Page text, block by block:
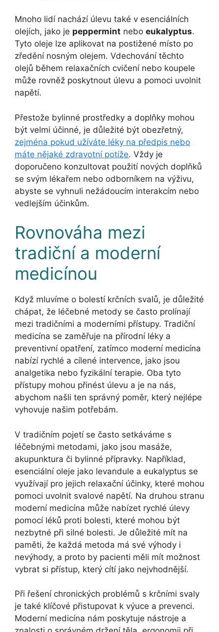
Mnoho lidí nachází úlevu také v esenciálních
olejích, jako je peppermint nebo eukalyptus.
Tyto oleje lze aplikovat na postižené místo po
zředění nosným olejem. Vdechování těchto
olejů během relaxačních cvičení nebo koupele
může rovněž poskytnout úlevu a pomoci uvolnit
napětí.
Přestože bylinné prostředky a doplňky mohou
být velmi účinné, je důležité být obezřetný,
zejména pokud užíváte léky na předpis nebo
máte nějaké zdravotní potíže. Vždy je
doporučeno konzultovat použití nových doplňků
se svým lékařem nebo odborníkem na výživu,
abyste se vyhnuli nežádoucím interakcím nebo
vedlejším účinkům.
Rovnováha mezi
tradiční a moderní
medicínou
Když mluvíme o bolestí krčních svalů, je důležité
chápat, že léčebné metody se často prolínají
mezi tradičními a moderními přístupy. Tradiční
medicína se zaměřuje na přírodní léky a
preventivní opatření, zatímco moderní medicína
nabízí rychlé a cílené intervence, jako jsou
analgetika nebo fyzikální terapie. Oba tyto
přístupy mohou přinést úlevu a je na nás,
abychom našli ten správný poměr, který nejlépe
vyhovuje našim potřebám.
V tradičním pojetí se často setkáváme s
léčebnými metodami, jako jsou masáže,
akupunktura či bylinné přípravky. Například,
esenciální oleje jako levandule a eukalyptus se
využívají pro jejich relaxační účinky, které mohou
pomoci uvolnit svalové napětí. Na druhou stranu
moderní medicína může nabízet rychlé úlevy
pomocí léků proti bolesti, které mohou být
nezbytné při silné bolesti. Je důležité mít na
paměti, že každá metoda má své výhody i
nevýhody, a proto by pacienti měli mít možnost
vybrat si přístup, který cítí jako nejvhodnější.
Při řešení chronických problémů s krčními svaly
je také klíčové přistupovat k výuce a prevenci.
Moderní medicína nám poskytuje nástroje a